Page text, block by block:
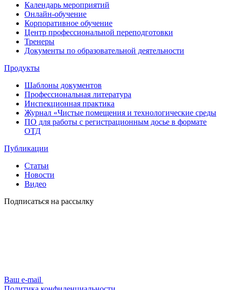
Календарь мероприятий
Онлайн-обучение
Корпоративное обучение
Центр профессиональной переподготовки
Тренеры
Документы по образовательной деятельности
Продукты
Шаблоны документов
Профессиональная литература
Инспекционная практика
Журнал «Чистые помещения и технологические среды
ПО для работы с регистрационным досье в формате
ОТД
Публикации
Статьи
Новости
Видео
Подписаться на рассылку
Ваш e-mail